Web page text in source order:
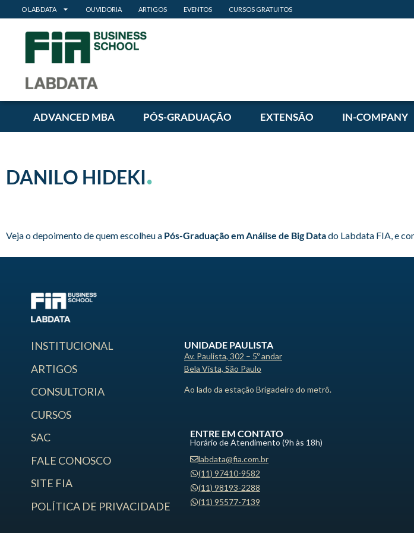
O LABDATA OUVIDORIA ARTIGOS EVENTOS CURSOS GRATUITOS
ADVANCED MBA PÓS-GRADUAÇÃO EXTENSÃO IN-COMPANY
DANILO HIDEKI.
Veja o depoimento de quem escolheu a Pós-Graduação em Análise de Big Datado Labdata FIA, e
INSTITUCIONAL
ARTIGOS
CONSULTORIA
CURSOS
SAC
FALE CONOSCO
SITE FIA
POLÍTICA DE PRIVACIDADE
UNIDADE PAULISTA
Av. Paulista, 302 – 5º andar
Bela Vista, São Paulo
Ao lado da estação Brigadeiro do metrô.
ENTRE EM CONTATO
Horário de Atendimento (9h às 18h)
labdata@fia.com.br
(11) 97410-9582
(11) 98193-2288
(11) 95577-7139